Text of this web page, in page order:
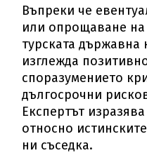
Въпреки че
или опрощаване
турската
изглежда
споразумението
дългосрочни
Експертът
относно
ни съседка.